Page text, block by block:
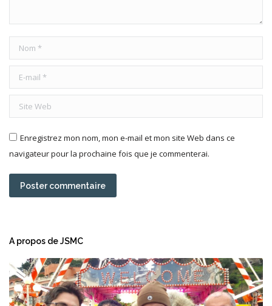
Nom *
E-mail *
Site Web
Enregistrez mon nom, mon e-mail et mon site Web dans ce
navigateur pour la prochaine fois que je commenterai.
Poster commentaire
A propos de JSMC